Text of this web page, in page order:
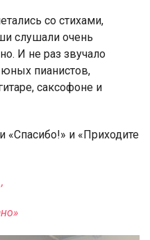
со стихами,
слушали очень
И не раз звучало
пианистов,
саксофоне и
и «Приходите